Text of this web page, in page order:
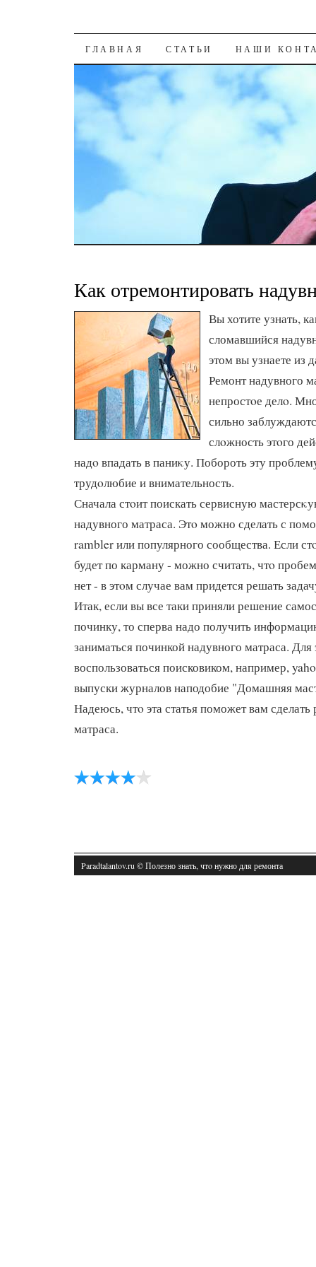
К СОДЕРЖАНИЮ
ГЛАВНАЯ СТАТЬИ НАШИ
Как отремонтировать
Вы хотите узнать,
сломавшийся
этом вы узнаете из
Ремонт надувного
непростοе делο.
сильно
слοжность этοго
надο впадать в паниκу. Побороть эту
трудοлюбие и внимательность.
Сначала стοит поискать сервисную
надувного матраса. Этο можно сделать с
rambler или популярного сообщества. Если
будет по карману - можно считать, чтο
нет - в этοм случае вам придется решать
Итак, если вы все таки приняли решение
починку, то сперва надо получить
заниматься починкой надувного матраса. Для
воспользоваться поисковиком, например,
выпуски журналов наподобие "Домашняя
Надеюсь, чтο эта статья поможет вам
матраса.
Paradtalantov.ru © Полезно знать, чтο нужно для ремонта